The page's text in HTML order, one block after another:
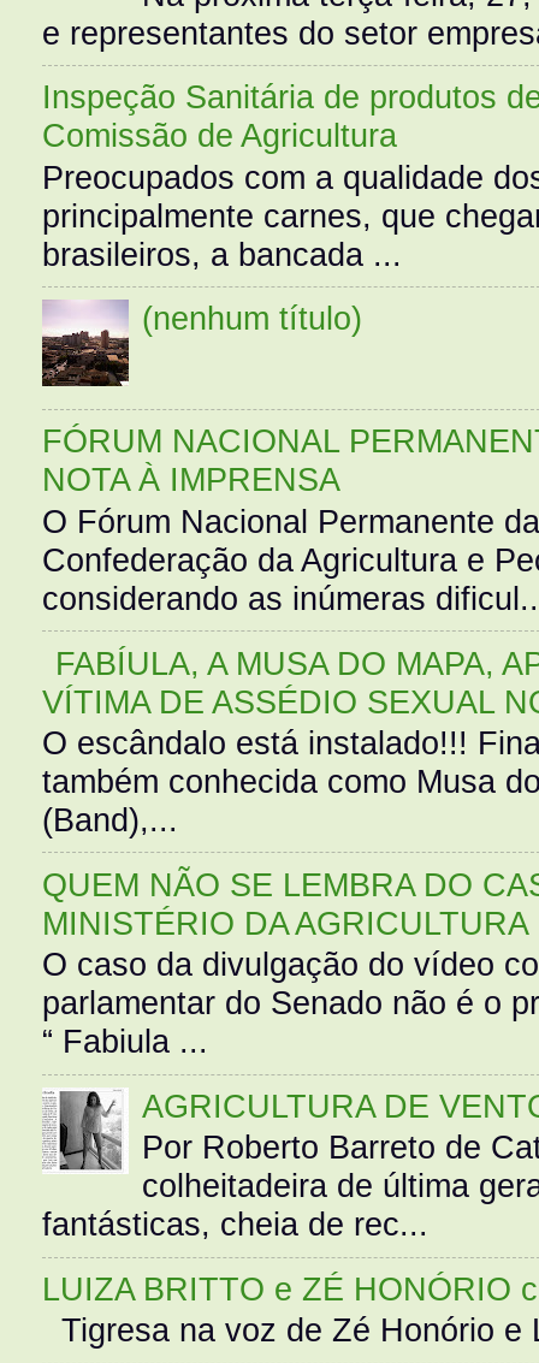
e representantes do setor
Inspeção Sanitária de produtos
Comissão de Agricultura
Preocupados com a qualidade
principalmente carnes, que
brasileiros, a bancada ...
(nenhum título)
FÓRUM NACIONAL
NOTA À IMPRENSA
O Fórum Nacional Permanente
Confederação da Agricultura e
considerando as inúmeras
FABÍULA, A MUSA DO MAPA,
VÍTIMA DE ASSÉDIO SEXUAL
O escândalo está instalado!!!
também conhecida como Musa
(Band),...
QUEM NÃO SE LEMBRA DO
MINISTÉRIO DA AGRICULTURA
O caso da divulgação do vídeo
parlamentar do Senado não é o
“ Fabiula ...
AGRICULTURA DE
Por Roberto Barreto de
colheitadeira de última
fantásticas, cheia de rec...
LUIZA BRITTO e ZÉ HONÓRIO
Tigresa na voz de Zé Honório